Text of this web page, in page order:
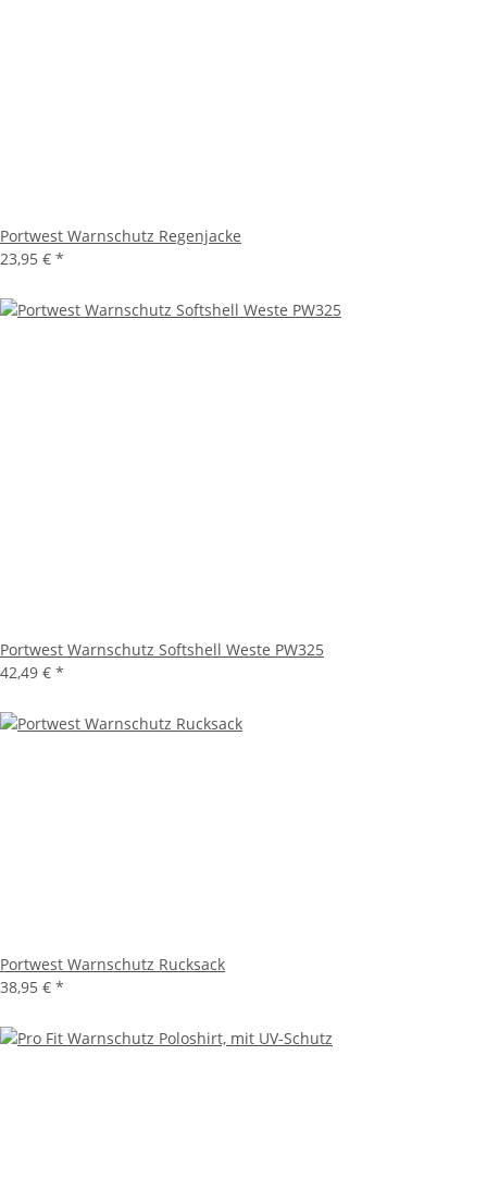
Portwest Warnschutz Regenjacke
23,95 € *
Portwest Warnschutz Softshell Weste PW325
42,49 € *
Portwest Warnschutz Rucksack
38,95 € *